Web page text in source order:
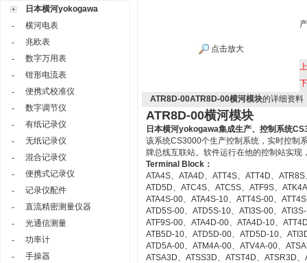
日本横河yokogawa
-
横河电表
-
兆欧表
-
数字万用表
-
钳形电流表
-
便携式校准仪
-
数字调节仪
-
有纸记录仪
-
无纸记录仪
-
混合记录仪
-
便携式记录仪
-
记录仪配件
-
直流精密测量仪器
-
光通信测量
-
功率计
-
手操器
点击放大
ATR8D-00ATR8D-00横河模块的详细资料
ATR8D-00横河模块
日本横河yokogawa集成生产、控制系统
该系统CS3000个生产控制系统，实时控制
牌总线互联站。软件运行在他的控制站实
Terminal Block：
ATA4S、ATA4D、ATT4S、ATT4D、
ATD5D、ATC4S、ATC5S、ATF9S、
ATA4S-00、ATA4S-10、ATT4S-00、
ATD5S-00、ATD5S-10、ATI3S-00、
ATF9S-00、ATA4D-00、ATA4D-10、
ATB5D-10、ATD5D-00、ATD5D-10、
ATD5A-00、ATM4A-00、ATV4A-00、
ATSA3D、ATSS3D、ATST4D、ATSR3D